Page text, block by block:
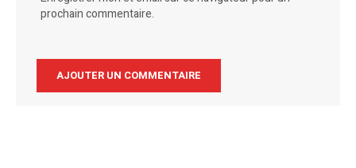
prochain commentaire.